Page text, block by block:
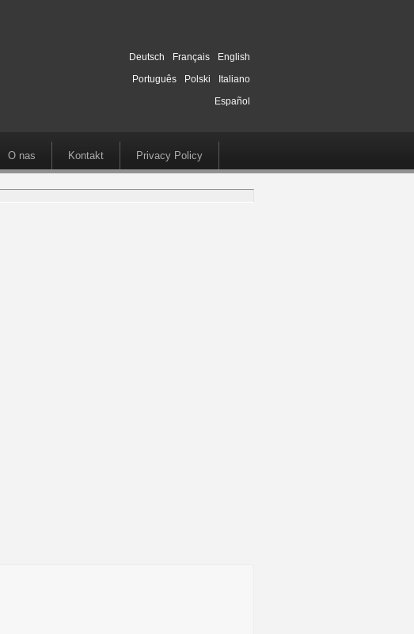
English
Français
Deutsch
Italiano
Polski
Português
Español
O nas Kontakt Privacy Policy